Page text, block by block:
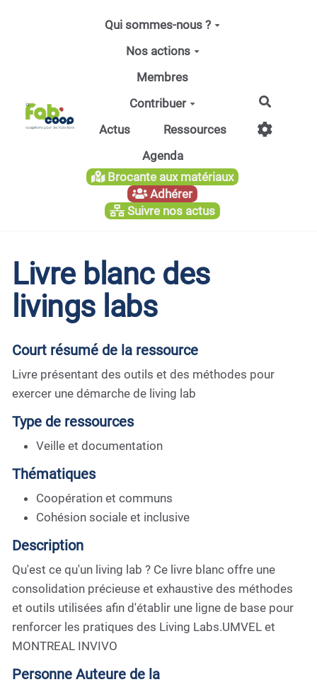
Aller au contenu principal
Qui sommes-nous ?
Nos actions
Membres
Contribuer
Actus
Ressources
Agenda
Brocante aux matériaux
Adhérer
Suivre nos actus
Livre blanc des
livings labs
Court résumé de la ressource
Livre présentant des outils et des méthodes pour
exercer une démarche de living lab
Type de ressources
Veille et documentation
Thématiques
Coopération et communs
Cohésion sociale et inclusive
Description
Qu'est ce qu'un living lab ? Ce livre blanc offre une
consolidation précieuse et exhaustive des méthodes
et outils utilisées afin d'établir une ligne de base pour
renforcer les pratiques des Living Labs.UMVEL et
MONTREAL INVIVO
Personne Auteure de la